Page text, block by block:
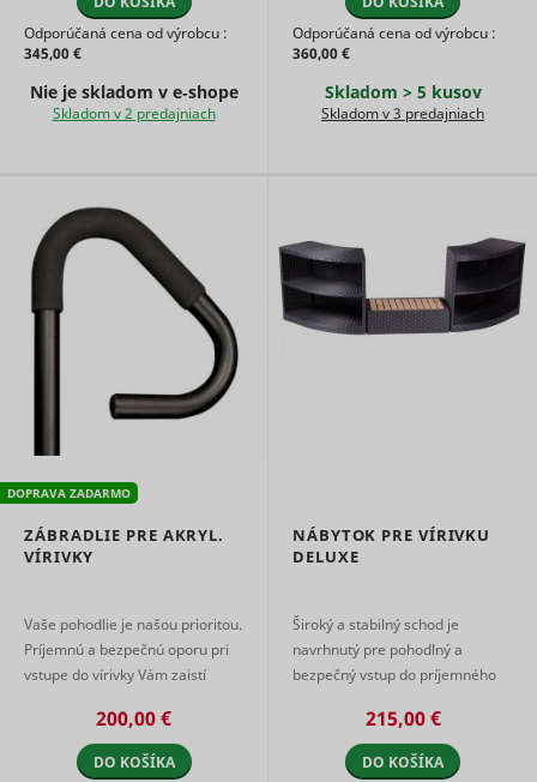
Odporúčaná cena od výrobcu :
345,00 €
Nie je skladom v e‑shope
Skladom v 2 predajniach
Odporúčaná cena od výrobcu :
360,00 €
Skladom > 5 kusov
Skladom v 3 predajniach
DOPRAVA ZADARMO
ZÁBRADLIE PRE AKRYL.
VÍRIVKY
Vaše pohodlie je našou prioritou.
Príjemnú a bezpečnú oporu pri
vstupe do vírivky Vám zaistí
Ocenia je najmä deti, ľudia ...
200,00 €
DO KOŠÍKA
NÁBYTOK PRE VÍRIVKU
DELUXE
Široký a stabilný schod je
navrhnutý pre pohodlný a
bezpečný vstup do príjemného
z neho. Taký prístup k vírivk ...
215,00 €
DO KOŠÍKA